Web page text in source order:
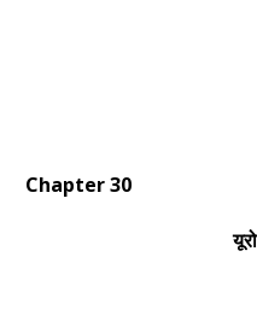
Chapter 30
यूरोप महाद्वीप :